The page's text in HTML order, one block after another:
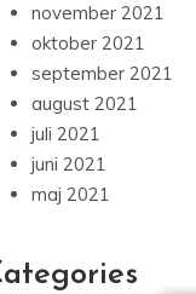
november 2021
oktober 2021
september 2021
august 2021
juli 2021
juni 2021
maj 2021